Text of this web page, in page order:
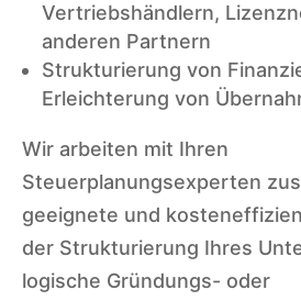
Vertriebshändlern,
anderen Partnern
Strukturierung von
Erleichterung von
Wir arbeiten mit Ihren
Steuerplanungsexperten
geeignete und
der Strukturierung Ihres
logische Gründungs- oder